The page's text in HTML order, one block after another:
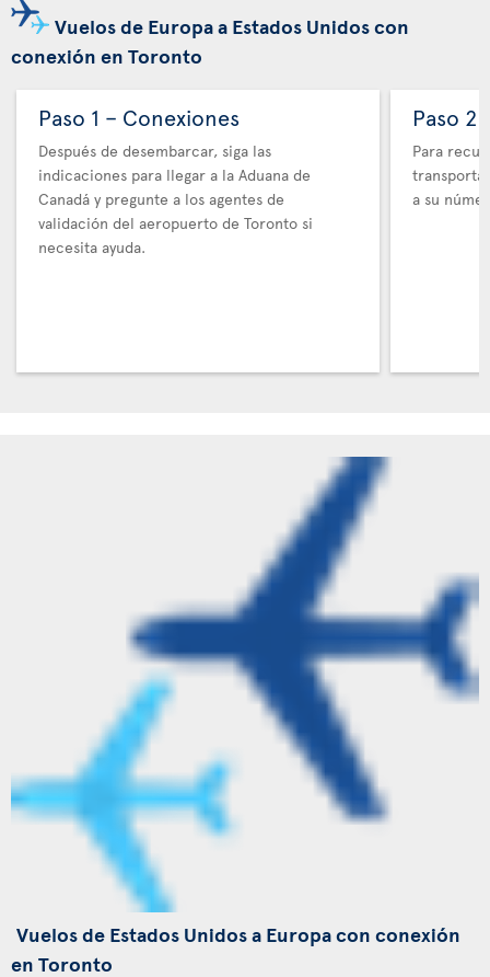
Vuelos de Europa a Estados Unidos con
conexión en Toronto
Paso 1 – Conexiones
Después de desembarcar, siga las
indicaciones para llegar a la Aduana de
Canadá y pregunte a los agentes de
validación del aeropuerto de Toronto si
necesita ayuda.
Paso 2
Para
a su
Vuelos de Estados Unidos a Europa con conexión
en Toronto